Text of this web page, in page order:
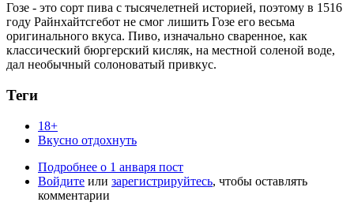
Гозе - это сорт пива с тысячелетней историей, поэтому в 1516
году Райнхайтсгебот не смог лишить Гозе его весьма
оригинального вкуса. Пиво, изначально сваренное, как
классический бюргерский кисляк, на местной соленой воде,
дал необычный солоноватый привкус.
Теги
18+
Вкусно отдохнуть
Подробнее о 1 анваря пост
Войдите или зарегистрируйтесь, чтобы оставлять
комментарии